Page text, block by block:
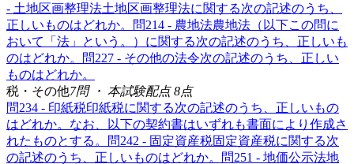
- 土地区画整理法土地区画整理法に関する次の記述のうち、
正しいものはどれか。
問214 - 農地法農地法（以下この問に
おいて「法」という。）に関する次の記述のうち、正しいも
のはどれか。
問227 - その他の法令次の記述のうち、正しい
ものはどれか。
税・その他7問 ・ 本試験配点8点
問234 - 印紙税印紙税に関する次の記述のうち、正しいもの
はどれか。なお、以下の契約書はいずれも書面により作成さ
れたものとする。
問242 - 固定資産税固定資産税に関する次
の記述のうち、正しいものはどれか。
問251 - 地価公示法地